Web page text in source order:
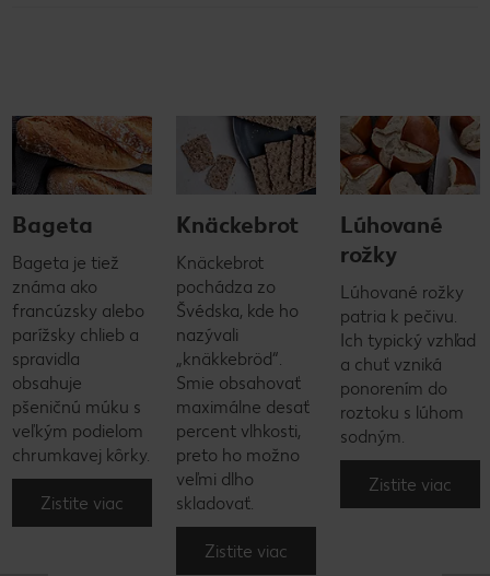
Bageta
Bageta je tiež
známa ako
francúzsky alebo
parížsky chlieb a
spravidla
obsahuje
pšeničnú múku s
veľkým podielom
chrumkavej kôrky.
Zistite viac
Knäckebrot
Knäckebrot
pochádza zo
Švédska, kde ho
nazývali
„knäkkebröd“.
Smie obsahovať
maximálne desať
percent vlhkosti,
preto ho možno
veľmi dlho
skladovať.
Zistite viac
Lúhované
rožky
Lúhované rožky
patria k pečivu.
Ich typický vzhľad
a chuť vzniká
ponorením do
roztoku s lúhom
sodným.
Zistite viac